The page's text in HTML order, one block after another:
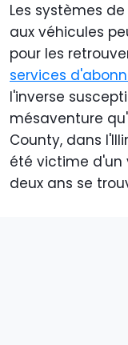
Les systèmes
aux véhicules
pour les
services
l'inverse
mésaventure
County, dans
été victime d'un
deux ans se